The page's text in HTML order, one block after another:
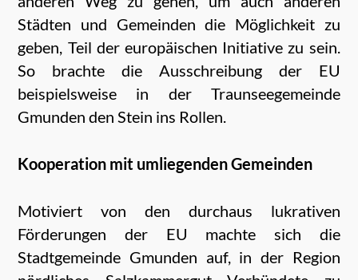
Städten und Gemeinden die Möglichkeit zu
geben, Teil der europäischen Initiative zu sein.
So brachte die Ausschreibung der EU
beispielsweise in der Traunseegemeinde
Gmunden den Stein ins Rollen.
Kooperation mit umliegenden Gemeinden
Motiviert von den durchaus lukrativen
Förderungen der EU machte sich die
Stadtgemeinde Gmunden auf, in der Region